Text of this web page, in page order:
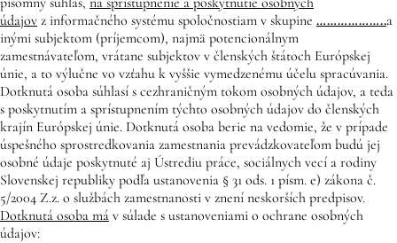
údajov z informačného systému spoločnostiam v skupine ………………..a
inými subjektom (príjemcom), najmä potencionálnym
zamestnávateľom, vrátane subjektov v členských štátoch Európskej
únie, a to výlučne vo vzťahu k vyššie vymedzenému účelu spracúvania.
Dotknutá osoba súhlasí s cezhraničným tokom osobných údajov, a teda
s poskytnutím a sprístupnením týchto osobných údajov do členských
krajín Európskej únie. Dotknutá osoba berie na vedomie, že v prípade
úspešného sprostredkovania zamestnania prevádzkovateľom budú jej
osobné údaje poskytnuté aj Ústrediu práce, sociálnych vecí a rodiny
Slovenskej republiky podľa ustanovenia § 31 ods. 1 písm. e) zákona č.
5/2004 Z.z. o službách zamestnanosti v znení neskorších predpisov.
Dotknutá osoba má v súlade s ustanoveniami o ochrane osobných
údajov: